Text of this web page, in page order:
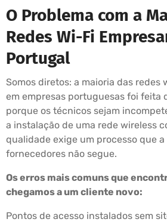
O Problema com a
Redes Wi-Fi
Portugal
Somos diretos: a maioria das redes
em empresas portuguesas foi feita
porque os técnicos sejam
a instalação de uma rede wireless
qualidade exige um processo que a
fornecedores não segue.
Os erros mais comuns que
chegamos a um cliente novo:
Pontos de acesso instalados sem